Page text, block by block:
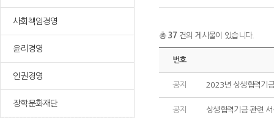
사회책임경영
윤리경영
인권경영
장학문화재단
총 37 건의 게시물이 있습니다.
번호
공지 2023년 상생협력기
공지 상생협력기금 관련